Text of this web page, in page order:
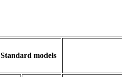
Standard models